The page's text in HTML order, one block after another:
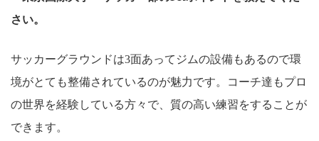
さい。
サッカーグラウンドは3面あってジムの設備もあるので環
境がとても整備されているのが魅力です。コーチ達もプロ
の世界を経験している方々で、質の高い練習をすることが
できます。